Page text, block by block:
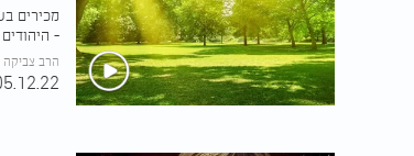
מכירים
-
הרב צביקה